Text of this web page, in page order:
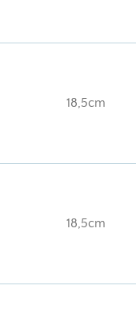
18,5cm
18,5cm